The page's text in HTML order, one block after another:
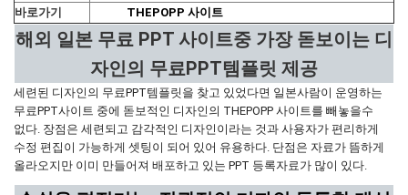
바로가기
THEPOPP 사이트
해외 일본 무료 PPT 사이트중 가장 돋보이는 디
자인의 무료PPT템플릿 제공
세련된 디자인의 무료PPT템플릿을 찾고 있었다면 일본사람이 운영하는
무료PPT사이트 중에 돋보적인 디자인의 THEPOPP 사이트를 빼놓을수
없다. 장점은 세련되고 감각적인 디자인이라는 것과 사용자가 편리하게
수정 편집이 가능하게 셋팅이 되어 있어 유용하다. 단점은 자료가 뜸하게
올라오지만 이미 만들어져 배포하고 있는 PPT 등록자료가 많이 있다.